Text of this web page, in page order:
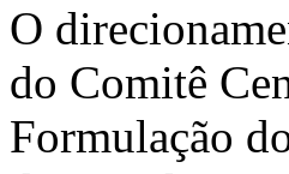
O
do Comitê
Formulação